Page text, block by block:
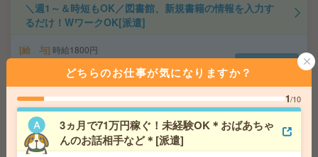
＼週1～＆時短もOK／図書館、新規書籍の情報を入力す
るだけ！WワークOK[派遣]
給 与 時給1800円
札幌駅/さっぽろ駅/大通り駅より徒歩5分、西1
【50代～60代活躍】経験を活かす落着いた職場*補助金支
援＊事務[派遣]
どちらのお仕事が気になりますか？
1/10
3ヵ月で71万円稼ぐ！未経験OK＊おばあちゃ
んのお話相手など＊[派遣]